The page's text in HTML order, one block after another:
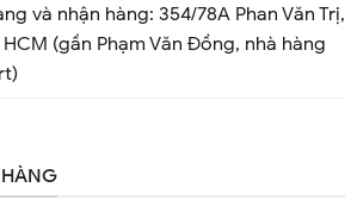
và nhận hàng: 354/78A Phan Văn Trị,
HCM (gần Phạm Văn Đồng, nhà hàng